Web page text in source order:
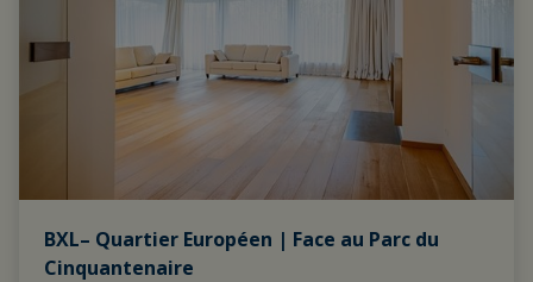
BXL– Quartier Européen | Face au Parc du
Cinquantenaire